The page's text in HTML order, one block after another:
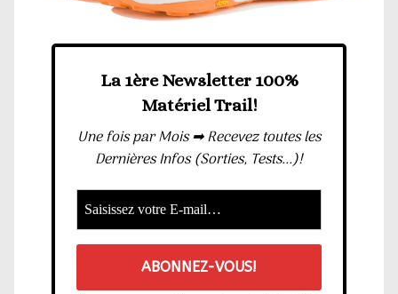
La 1ère Newsletter 100%
Matériel Trail!
Une fois par Mois ➡ Recevez toutes les
Dernières Infos (Sorties, Tests...)!